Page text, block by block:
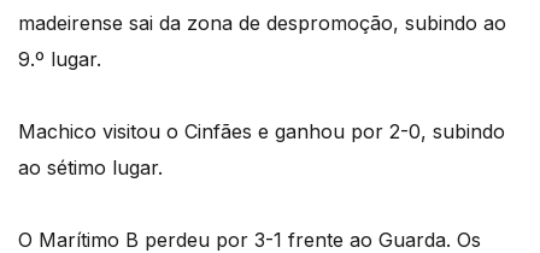
madeirense sai da zona de despromoção, subindo ao
9.º lugar.
Machico visitou o Cinfães e ganhou por 2-0, subindo
ao sétimo lugar.
O Marítimo B perdeu por 3-1 frente ao Guarda. Os